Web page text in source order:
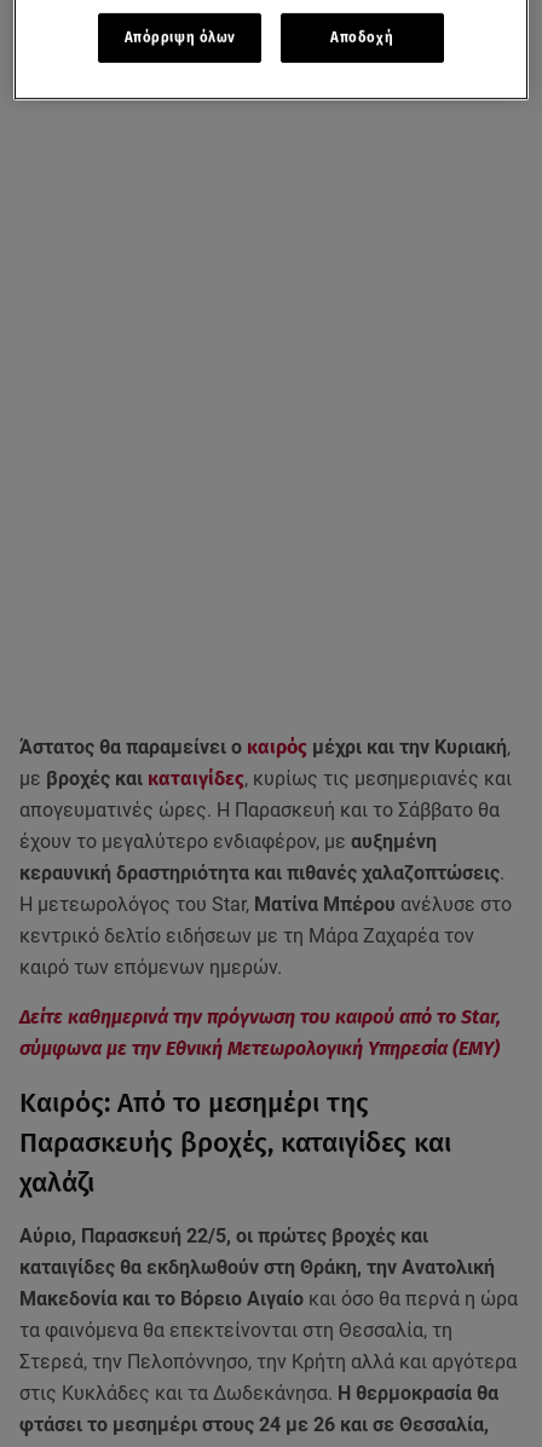
Άστατος θα παραμείνει ο καιρός μέχρι και την Κυριακή,
με βροχές και καταιγίδες, κυρίως τις μεσημεριανές και
απογευματινές ώρες. Η Παρασκευή και το Σάββατο θα
έχουν το μεγαλύτερο ενδιαφέρον, με αυξημένη
κεραυνική δραστηριότητα και πιθανές χαλαζοπτώσεις.
Η μετεωρολόγος του Star, Ματίνα Μπέρου ανέλυσε στο
κεντρικό δελτίο ειδήσεων με τη Μάρα Ζαχαρέα τον
καιρό των επόμενων ημερών.
Δείτε καθημερινά την πρόγνωση του καιρού από το Star,
σύμφωνα με την Εθνική Μετεωρολογική Υπηρεσία (ΕΜΥ)
Καιρός: Από το μεσημέρι της
Παρασκευής βροχές, καταιγίδες και
χαλάζι
Αύριο, Παρασκευή 22/5, οι πρώτες βροχές και
καταιγίδες θα εκδηλωθούν στη Θράκη, την Ανατολική
Μακεδονία και το Βόρειο Αιγαίο και όσο θα περνά η ώρα
τα φαινόμενα θα επεκτείνονται στη Θεσσαλία, τη
Στερεά, την Πελοπόννησο, την Κρήτη αλλά και αργότερα
στις Κυκλάδες και τα Δωδεκάνησα. Η θερμοκρασία θα
φτάσει το μεσημέρι στους 24 με 26 και σε Θεσσαλία,
Απόρριψη όλων Αποδοχή